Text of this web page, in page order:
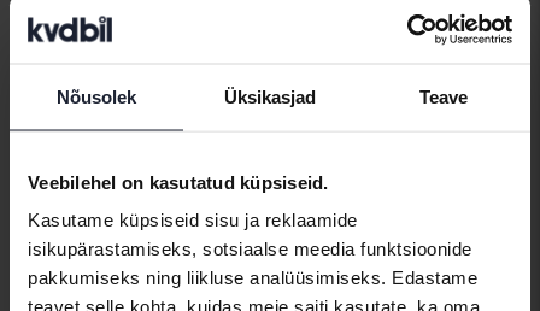
Nõusolek Üksikasjad Teave
Veebilehel on kasutatud küpsiseid.
Kasutame küpsiseid sisu ja reklaamide
isikupärastamiseks, sotsiaalse meedia funktsioonide
pakkumiseks ning liikluse analüüsimiseks. Edastame
teavet selle kohta, kuidas meie saiti kasutate, ka oma
AWD
2022
30 700 km
Osta otse 406 900 SEK
Koos rahastamisega
aug 12